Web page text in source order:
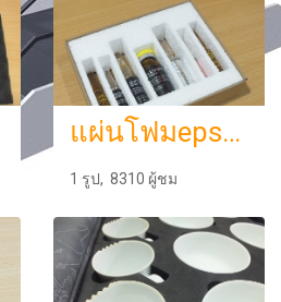
แผ่นโฟมepsกันกระแทก โฟมบรรจุภัษณ์เครื่องสำอางค์
1 รูป, 8310 ผู้ชม